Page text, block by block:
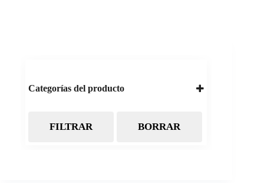
Categorías del producto
Almacenamiento
FILTRAR BORRAR